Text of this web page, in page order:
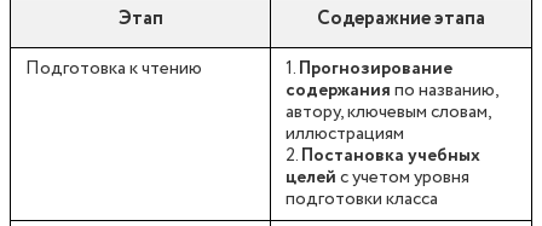
Этап Содеражние этапа
Подготовка к чтению 1.Прогнозирование
содержанияпо названию,
автору, ключевым словам,
иллюстрациям
2.Постановка учебных
целейс учетом уровня
подготовки класса